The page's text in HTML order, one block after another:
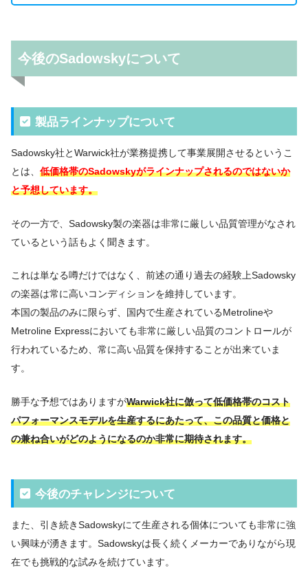
今後のSadowskyについて
製品ラインナップについて
Sadowsky社とWarwick社が業務提携して事業展開させるというこ
とは、 低価格帯のSadowskyがラインナップされるのではないか
と予想しています。
その一方で、Sadowsky製の楽器は非常に厳しい品質管理がなされ
ているという話もよく聞きます。
これは単なる噂だけではなく、前述の通り過去の経験上Sadowsky
の楽器は常に高いコンディションを維持しています。
本国の製品のみに限らず、国内で生産されているMetrolineや
Metroline Expressにおいても非常に厳しい品質のコントロールが
行われているため、常に高い品質を保持することが出来ていま
す。
勝手な予想ではありますがWarwick社に倣って低価格帯のコスト
パフォーマンスモデルを生産するにあたって、この品質と価格と
の兼ね合いがどのようになるのか非常に期待されます。
今後のチャレンジについて
また、引き続きSadowskyにて生産される個体についても非常に強
い興味が湧きます。Sadowskyは長く続くメーカーでありながら現
在でも挑戦的な試みを続けています。